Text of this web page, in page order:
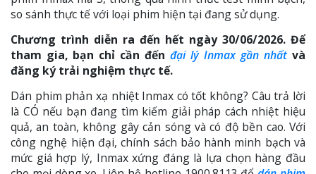
so sánh thực tế với loại phim hiện tại đang sử dụng.
Chương trình diễn ra đến hết ngày 30/06/2026. Để
tham gia, bạn chỉ cần đến đại lý Inmax gần nhấtvà
đăng ký trải nghiệm thực tế.
Dán phim phản xạ nhiệt Inmax có tốt không? Câu trả lời
là CÓ nếu bạn đang tìm kiếm giải pháp cách nhiệt hiệu
quả, an toàn, không gây cản sóng và có độ bền cao. Với
công nghệ hiện đại, chính sách bảo hành minh bạch và
mức giá hợp lý, Inmax xứng đáng là lựa chọn hàng đầu